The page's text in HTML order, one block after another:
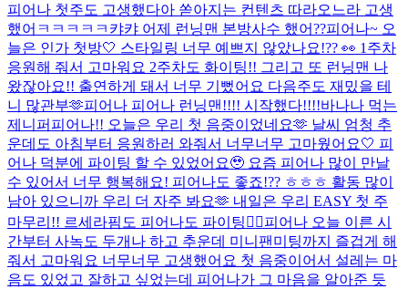
피어나 첫주도 고생했다아 쏟아지는 컨텐츠 따라오느라 고생
했어ㅋㅋㅋㅋㅋ캬캬 어제 런닝맨 본방사수 했어??피어나~ 오
늘은 인가 첫방🤍​ 스타일링 너무 예쁘지 않았나요!?? 👀​ 1주차
응원해 줘서 고마워요 2주차도 화이팅!! 그리고 또 런닝맨 나
왔잖아요!! 출연하게 돼서 너무 기뻤어요 다음주도 재밌을 테
니 많관부🫶​피어나 피어나 런닝맨!!!! 시작했다!!!!바나나 먹는
제니퍼 피어나!! 오늘은 우리 첫 음중이었네요🫶 날씨 엄청 추
운데도 아침부터 응원하러 와줘서 너무너무 고마웠어요🤍 피
어나 덕분에 파이팅 할 수 있었어요🥹 요즘 피어나 많이 만날
수 있어서 너무 행복해요! 피어나도 좋죠!?? ㅎㅎㅎ 활동 많이
남아 있으니까 우리 더 자주 봐요🫶 내일은 우리 EASY 첫 주
마무리!! 르세라핌도 피어나도 파이팅❤️‍🔥피어나 오늘 이른 시
간부터 사녹도 두개나 하고 추운데 미니팬미팅까지 즐겁게 해
줘서 고마워요 너무너무 고생했어요 첫 음중이어서 설레는 마
음도 있었고 잘하고 싶었는데 피어나가 그 마음을 알아준 듯